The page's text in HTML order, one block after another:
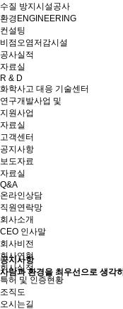
수질 방지시설공사
환경ENGINEERING
컨설팅
비점오염저감시설
공사실적
자료실
R & D
화학사고 대응 기술센터
연구개발사업 및
지원사업
자료실
고객센터
공지사항
보도자료
자료실
Q&A
온라인상담
직원연락망
회사소개
CEO 인사말
회사비전
회사연혁
회사실적
특허 및 인증현황
조직도
오시는길
공지사항
사람과 환경을 최우선으로 생